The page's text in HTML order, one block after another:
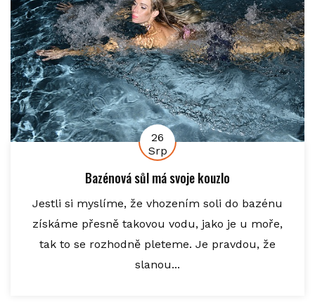
26
Srp
Bazénová sůl má svoje kouzlo
Jestli si myslíme, že vhozením soli do bazénu
získáme přesně takovou vodu, jako je u moře,
tak to se rozhodně pleteme. Je pravdou, že
slanou...